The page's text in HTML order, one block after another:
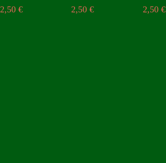
2,50 € 2,50€ 2,50€